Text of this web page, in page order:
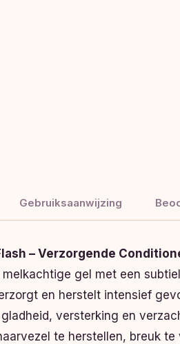
Gebruiksaanwijzing
– Verzorgende
gel met een
en herstelt intensief
versterking en
te herstellen, breuk